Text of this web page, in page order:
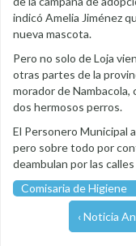
indicó Amelia Jiménez
nueva mascota.
Pero no solo de Loja
otras partes de la
morador de
dos hermosos perros.
El Personero Municipal
pero sobre todo por
deambulan por las
Comisaria de Higiene
‹ Noticia